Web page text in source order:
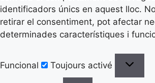
identificadors únics en aquest lloc.
retirar el consentiment, pot afectar
determinades característiques i
Funcional Toujours activé